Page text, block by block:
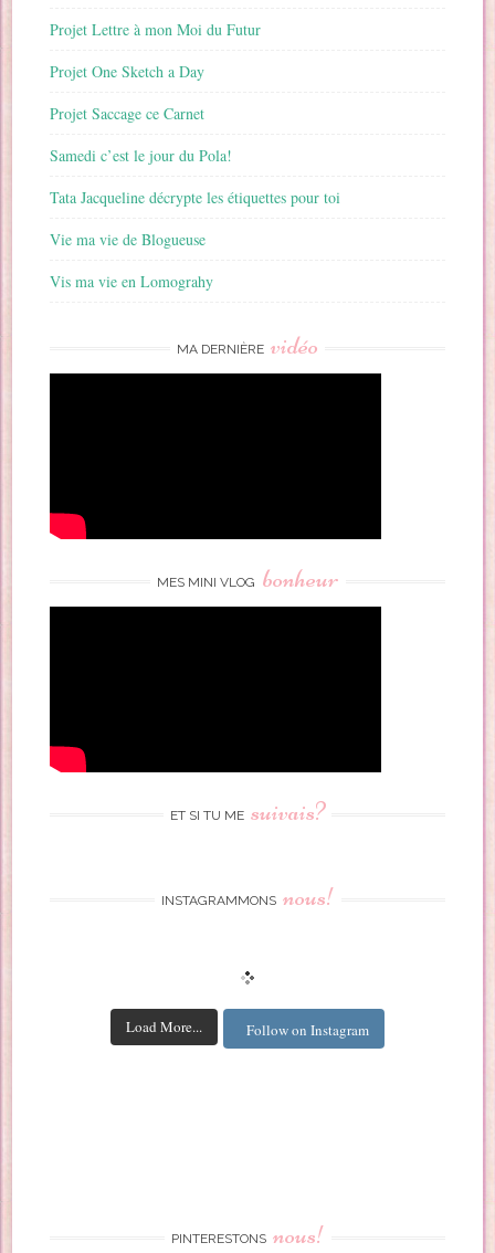
Projet Lettre à mon Moi du Futur
Projet One Sketch a Day
Projet Saccage ce Carnet
Samedi c’est le jour du Pola!
Tata Jacqueline décrypte les étiquettes pour toi
Vie ma vie de Blogueuse
Vis ma vie en Lomograhy
MA DERNIÈRE vidéo
MES MINI VLOG bonheur
ET SI TU ME suivais?
INSTAGRAMMONS nous!
Load More... Follow on Instagram
PINTERESTONS nous!